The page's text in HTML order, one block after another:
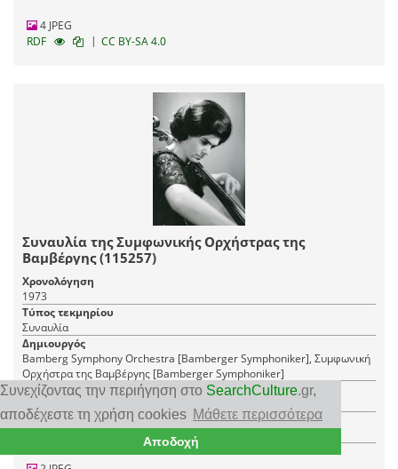
Συνεχίζοντας την περιήγηση στο SearchCulture.gr,
αποδέχεστε τη χρήση cookies Μάθετε περισσότερα
Αποδοχή
4 JPEG
RDF
| CC BY-SA 4.0
Συναυλία της Συμφωνικής Ορχήστρας της
Βαμβέργης (115257)
Χρονολόγηση
1973
Τύπος τεκμηρίου
Συναυλία
Δημιουργός
Bamberg Symphony Orchestra [Bamberger Symphoniker], Συμφωνική
Ορχήστρα της Βαμβέργης [Bamberger Symphoniker]
Τόπος
Φορέας